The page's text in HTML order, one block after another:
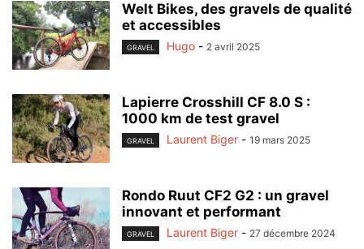
Welt Bikes, des gravels de qualité
et accessibles
GRAVEL Hugo - 2 avril 2025
Lapierre Crosshill CF 8.0 S :
1000 km de test gravel
GRAVEL Laurent Biger - 19 mars 2025
Rondo Ruut CF2 G2 : un gravel
innovant et performant
GRAVEL Laurent Biger - 27 décembre 2024